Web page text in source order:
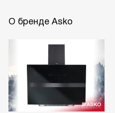
О бренде Asko